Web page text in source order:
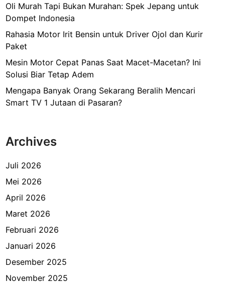
Oli Murah Tapi Bukan Murahan: Spek Jepang untuk
Dompet Indonesia
Rahasia Motor Irit Bensin untuk Driver Ojol dan Kurir
Paket
Mesin Motor Cepat Panas Saat Macet-Macetan? Ini
Solusi Biar Tetap Adem
Mengapa Banyak Orang Sekarang Beralih Mencari
Smart TV 1 Jutaan di Pasaran?
Archives
Juli 2026
Mei 2026
April 2026
Maret 2026
Februari 2026
Januari 2026
Desember 2025
November 2025